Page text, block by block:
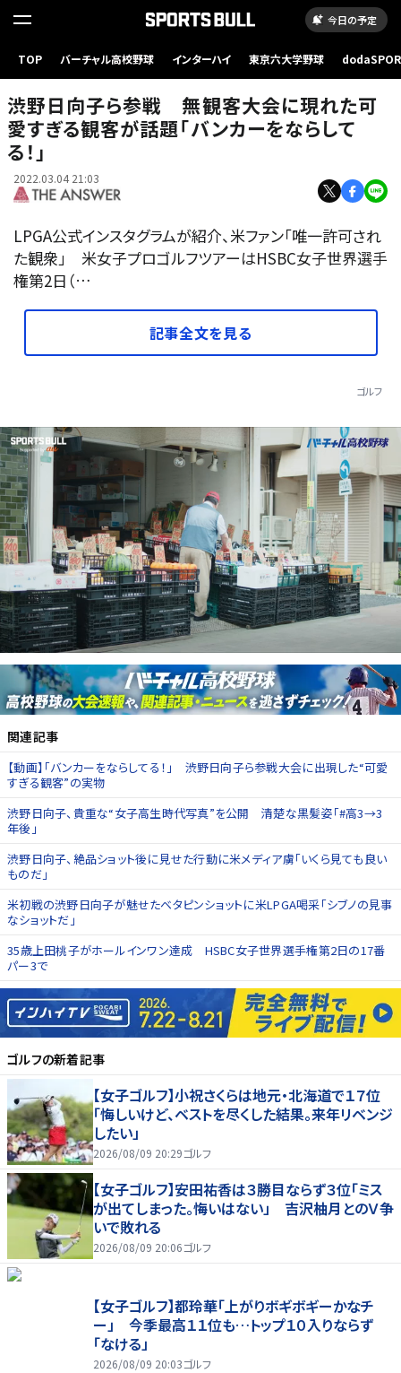
今日の予定
TOP バーチャル高校野球 インターハイ 東京六大学野球
HSBC女子世界選手権に参戦中の渋野日向子【写真：Getty Images】
渋野日向子ら参戦 無観客大会に現れた可
愛すぎる観客が話題「バンカーをならして
る！」
2022.03.04 21:03
LPGA公式インスタグラムが紹介、米ファン「唯一許可され
た観衆」 米女子プロゴルフツアーはHSBC女子世界選手
権第2日（…
記事全文を見る
ゴルフ
関連記事
【動画】「バンカーをならしてる！」 渋野日向子ら参戦大会に出現した“可愛
すぎる観客”の実物
渋野日向子、貴重な“女子高生時代写真”を公開 清楚な黒髪姿「#高3→3
年後」
渋野日向子、絶品ショット後に見せた行動に米メディア虜「いくら見ても良い
ものだ」
米初戦の渋野日向子が魅せたベタピンショットに米LPGA喝采「シブノの見事
なショットだ」
35歳上田桃子がホールインワン達成 HSBC女子世界選手権第2日の17番
パー3で
ゴルフの新着記事
【女子ゴルフ】小祝さくらは地元・北海道で１７位
「悔しいけど、ベストを尽くした結果。来年リベンジ
したい」
2026/08/09 20:29ゴルフ
【女子ゴルフ】安田祐香は３勝目ならず３位「ミス
が出てしまった。悔いはない」 吉沢柚月とのＶ争
いで敗れる
2026/08/09 20:06ゴルフ
【女子ゴルフ】都玲華「上がりボギボギーかなチ
ー」 今季最高１１位も…トップ１０入りならず
「なける」
2026/08/09 20:03ゴルフ